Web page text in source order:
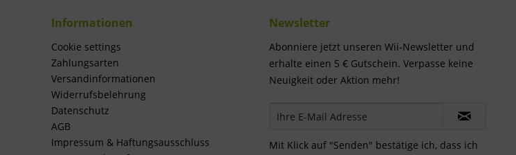
Informationen
Cookie settings
Zahlungsarten
Versandinformationen
Widerrufsbelehrung
Datenschutz
AGB
Impressum & Haftungsausschluss
Newsletter
Abonniere jetzt unseren Wii-Newsletter und
erhalte einen 5 € Gutschein. Verpasse keine
Neuigkeit oder Aktion mehr!
Mit Klick auf "Senden" bestätige ich, dass ich